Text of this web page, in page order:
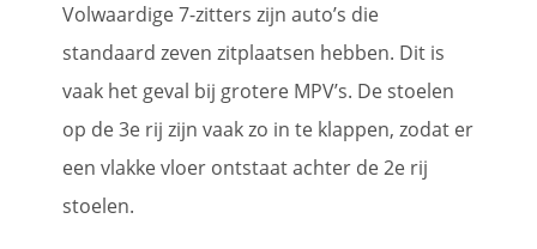
Volwaardige 7-zitters zijn auto’s die
standaard zeven zitplaatsen hebben. Dit is
vaak het geval bij grotere MPV’s. De stoelen
op de 3e rij zijn vaak zo in te klappen, zodat er
een vlakke vloer ontstaat achter de 2e rij
stoelen.